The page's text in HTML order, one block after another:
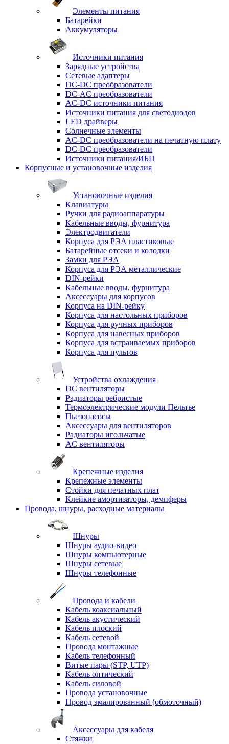
Элементы питания
Батарейки
Аккумуляторы
Источники питания
Зарядные устройства
Сетевые адаптеры
DC-DC преобразователи
DC-AC преобразователи
AC-DC источники питания
Источники питания для светодиодов
LED драйверы
Солнечные элементы
AC-DC преобразователи на печатную плату
DC-DC преобразователи
Источники питания/ИБП
Корпусные и установочные изделия
Установочные изделия
Клавиатуры
Ручки для радиоаппаратуры
Кабельные вводы, фурнитура
Электродвигатели
Корпуса для РЭА пластиковые
Батарейные отсеки и колодки
Замки для РЭА
Корпуса для РЭА металлические
DIN-рейки
Кабельные вводы, фурнитура
Аксессуары для корпусов
Корпуса на DIN-рейку
Корпуса для настольных приборов
Корпуса для ручных приборов
Корпуса для навесных приборов
Корпуса для встраиваемых приборов
Корпуса для пультов
Устройства охлаждения
DC вентиляторы
Радиаторы ребристые
Термоэлектрические модули Пельтье
Пьезонасосы
Аксессуары для вентиляторов
Радиаторы игольчатые
AC вентиляторы
Крепежные изделия
Крепежные элементы
Стойки для печатных плат
Клейкие амортизаторы, демпферы
Провода, шнуры, расходные материалы
Шнуры
Шнуры аудио-видео
Шнуры компьютерные
Шнуры сетевые
Шнуры телефонные
Провода и кабели
Кабель коаксиальный
Кабель акустический
Кабель плоский
Кабель сетевой
Провода монтажные
Кабель телефонный
Витые пары (STP, UTP)
Кабель оптический
Кабель силовой
Провода установочные
Провод эмалированный (обмоточный)
Аксессуары для кабеля
Стяжки